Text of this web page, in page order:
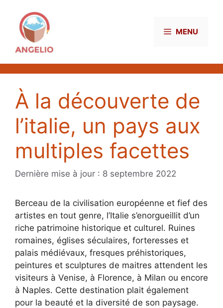
contenu
MENU
À la découverte de
l’italie, un pays aux
multiples facettes
8 septembre 2022
Berceau de la civilisation européenne et fief des
artistes en tout genre, l’Italie s’enorgueillit d’un
riche patrimoine historique et culturel. Ruines
romaines, églises séculaires, forteresses et
palais médiévaux, fresques préhistoriques,
peintures et sculptures de maitres attendent les
visiteurs à Venise, à Florence, à Milan ou encore
à Naples. Cette destination plait également
pour la beauté et la diversité de son paysage.